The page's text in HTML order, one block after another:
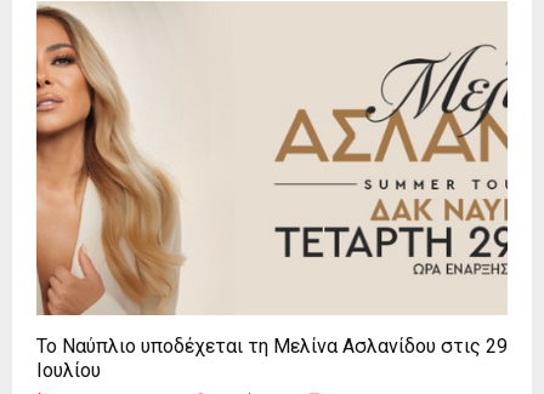
Το Ναύπλιο υποδέχεται τη Μελίνα Ασλανίδου στις 29
Ιουλίου